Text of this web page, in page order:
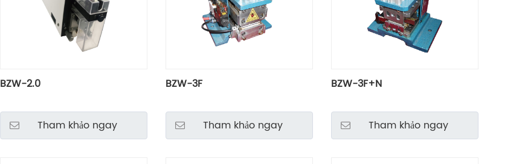
BZW-2.0
Tham khảo ngay
BZW-3F
Tham khảo ngay
BZW-3F+N
Tham khảo ngay